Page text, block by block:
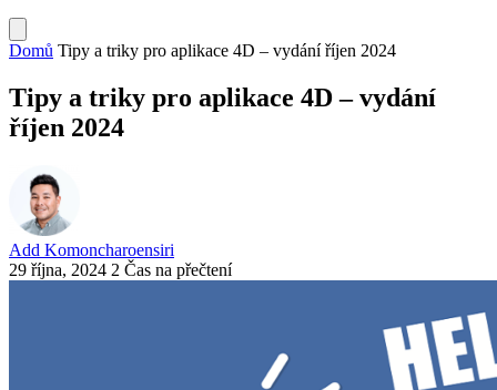
Domů Tipy a triky pro aplikace 4D – vydání říjen 2024
Tipy a triky pro aplikace 4D – vydání
říjen 2024
Add Komoncharoensiri
29 října, 2024 2 Čas na přečtení